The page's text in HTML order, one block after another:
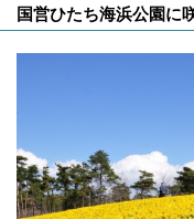
国営ひたち海浜公園に